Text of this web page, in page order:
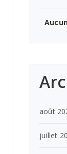
août
juillet